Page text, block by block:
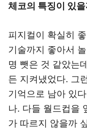
체코의 특징이 있
피지컬이 확실히
기술까지 좋아서
명 뺏은 것 같았는
든 지켜냈었다. 그
기억으로 남아 있
나. 다들 월드컵을
가 따르지 않을까